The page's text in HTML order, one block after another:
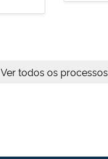
Ver todos os processos